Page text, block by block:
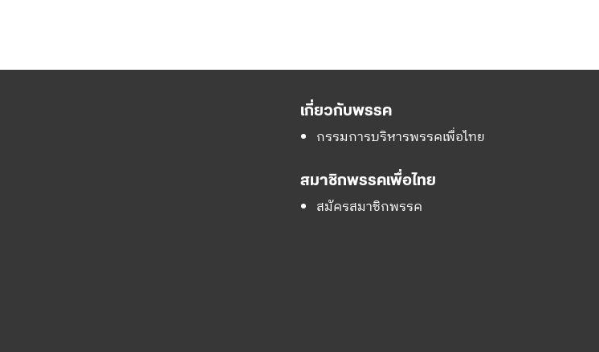
เกี่ยวกับพรรค
กรรมการบริหารพรรคเพื่อไทย
สมาชิกพรรคเพื่อไทย
สมัครสมาชิกพรรค